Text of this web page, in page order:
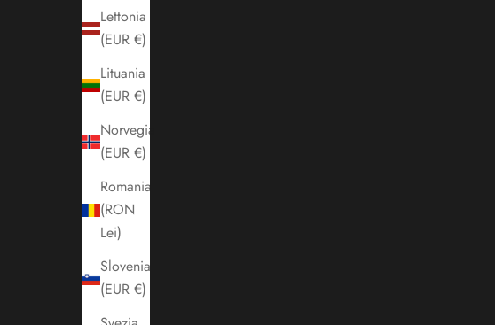
Lettonia
(EUR €)
Lituania
(EUR €)
Norvegia
(EUR €)
Romania
(RON
Lei)
Slovenia
(EUR €)